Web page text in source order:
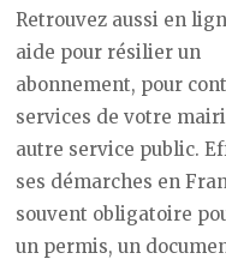
Retrouvez aussi en
aide pour résilier un
abonnement, pour
services de votre
autre service public.
ses démarches en
souvent obligatoire
un permis, un